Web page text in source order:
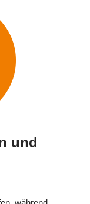
und